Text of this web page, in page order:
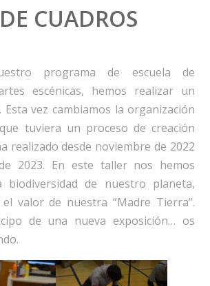
CUADROS
programa de escuela de
escénicas, hemos realizar un
vez cambiamos la organización
tuviera un proceso de creación
realizado desde noviembre de 2022
2023. En este taller nos hemos
biodiversidad de nuestro planeta,
valor de nuestra “Madre Tierra”.
de una nueva exposición… os